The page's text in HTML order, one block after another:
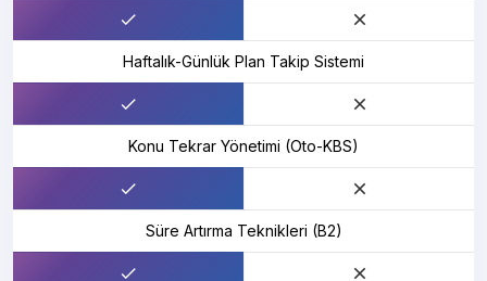
Haftalık-Günlük Plan Takip Sistemi
Konu Tekrar Yönetimi (Oto-KBS)
Süre Artırma Teknikleri (B2)